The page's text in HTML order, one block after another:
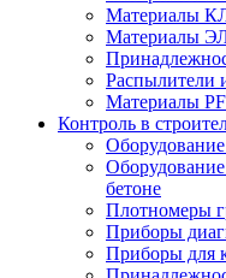
Материалы
Материалы
Распылители
Материалы
Контроль в
бетоне
Плотномеры
Приборы
Приборы для